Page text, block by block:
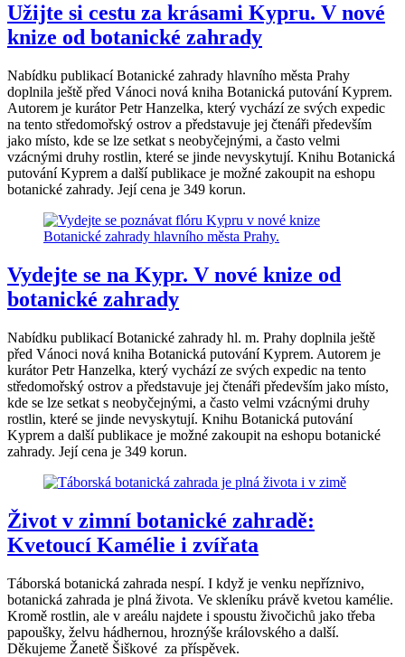
Užijte si cestu za krásami Kypru. V nové
knize od botanické zahrady
Nabídku publikací Botanické zahrady hlavního města Prahy
doplnila ještě před Vánoci nová kniha Botanická putování Kyprem.
Autorem je kurátor Petr Hanzelka, který vychází ze svých expedic
na tento středomořský ostrov a představuje jej čtenáři především
jako místo, kde se lze setkat s neobyčejnými, a často velmi
vzácnými druhy rostlin, které se jinde nevyskytují. Knihu Botanická
putování Kyprem a další publikace je možné zakoupit na eshopu
botanické zahrady. Její cena je 349 korun.
Vydejte se na Kypr. V nové knize od
botanické zahrady
Nabídku publikací Botanické zahrady hl. m. Prahy doplnila ještě
před Vánoci nová kniha Botanická putování Kyprem. Autorem je
kurátor Petr Hanzelka, který vychází ze svých expedic na tento
středomořský ostrov a představuje jej čtenáři především jako místo,
kde se lze setkat s neobyčejnými, a často velmi vzácnými druhy
rostlin, které se jinde nevyskytují. Knihu Botanická putování
Kyprem a další publikace je možné zakoupit na eshopu botanické
zahrady. Její cena je 349 korun.
Život v zimní botanické zahradě:
Kvetoucí Kamélie i zvířata
Táborská botanická zahrada nespí. I když je venku nepříznivo,
botanická zahrada je plná života. Ve skleníku právě kvetou kamélie.
Kromě rostlin, ale v areálu najdete i spoustu živočichů jako třeba
papoušky, želvu hádhernou, hroznýše královského a další.
Děkujeme Žanetě Šiškové za příspěvek.